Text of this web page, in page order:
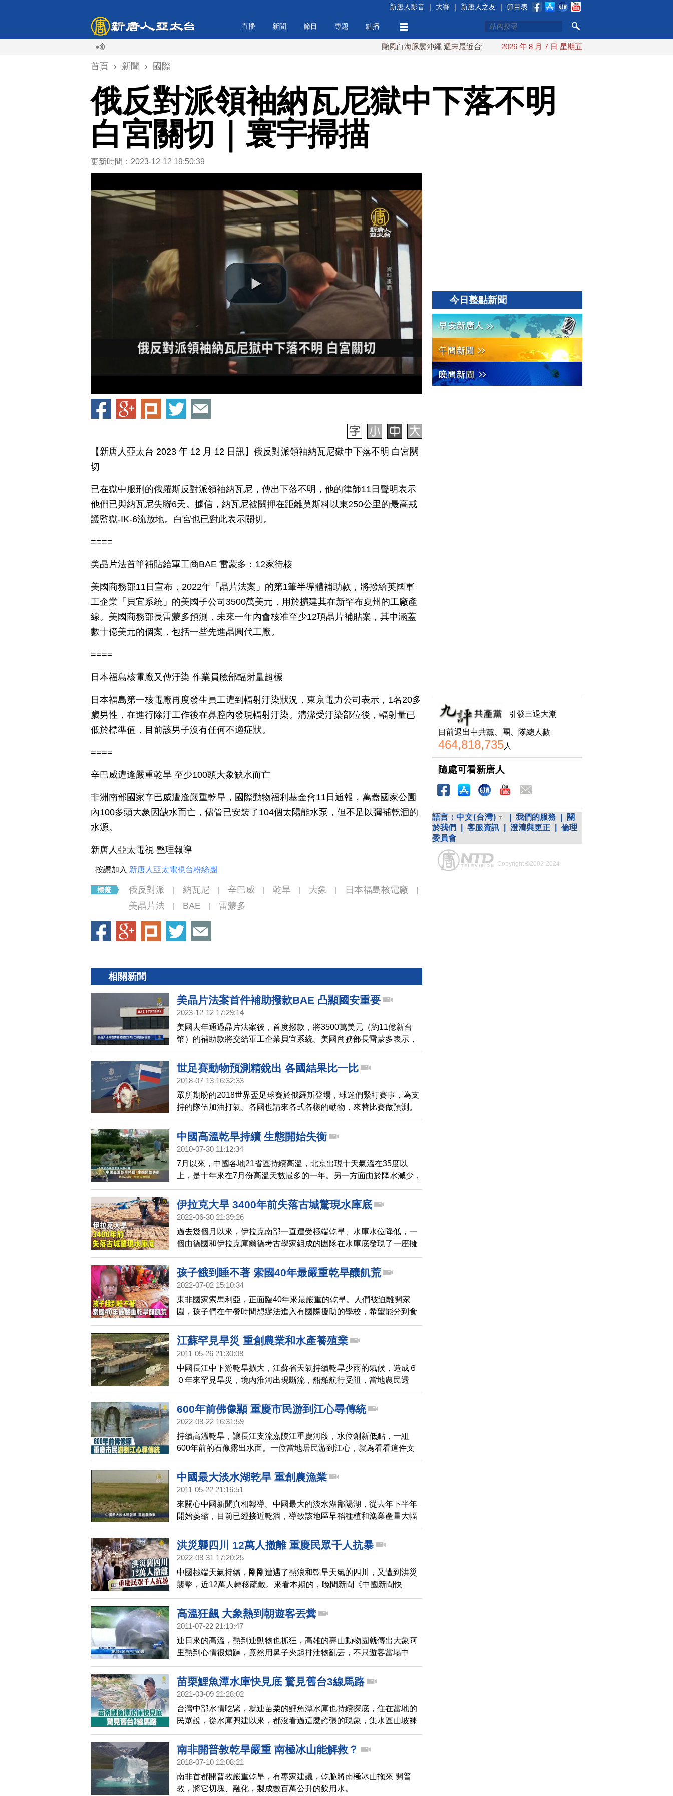
新唐人影音 | 大賽 | 新唐人之友 | 節目表
直播 新聞 節目 專題 點播
颱風白海豚襲沖繩 週末最近台灣 10日登陸浙江 川普預透露美伊談判進展 美彈藥充足再擴
2026 年 8 月 7 日 星期五
首頁 › 新聞 › 國際
俄反對派領袖納瓦尼獄中下落不明
白宮關切｜寰宇掃描
更新時間：2023-12-12 19:50:39
【新唐人亞太台 2023 年 12 月 12 日訊】俄反對派領袖納瓦尼獄中下落不明 白宮關
切
已在獄中服刑的俄羅斯反對派領袖納瓦尼，傳出下落不明，他的律師11日聲明表示
他們已與納瓦尼失聯6天。據信，納瓦尼被關押在距離莫斯科以東250公里的最高戒
護監獄-IK-6流放地。白宮也已對此表示關切。
====
美晶片法首筆補貼給軍工商BAE 雷蒙多：12家待核
美國商務部11日宣布，2022年「晶片法案」的第1筆半導體補助款，將撥給英國軍
工企業「貝宜系統」的美國子公司3500萬美元，用於擴建其在新罕布夏州的工廠產
線。美國商務部長雷蒙多預測，未來一年內會核准至少12項晶片補貼案，其中涵蓋
數十億美元的個案，包括一些先進晶圓代工廠。
====
日本福島核電廠又傳汙染 作業員臉部輻射量超標
日本福島第一核電廠再度發生員工遭到輻射汙染狀況，東京電力公司表示，1名20多
歲男性，在進行除汙工作後在鼻腔內發現輻射汙染。清潔受汙染部位後，輻射量已
低於標準值，目前該男子沒有任何不適症狀。
====
辛巴威遭逢嚴重乾旱 至少100頭大象缺水而亡
非洲南部國家辛巴威遭逢嚴重乾旱，國際動物福利基金會11日通報，萬蓋國家公園
內100多頭大象因缺水而亡，儘管已安裝了104個太陽能水泵，但不足以彌補乾涸的
水源。
新唐人亞太電視 整理報導
按讚加入 新唐人亞太電視台粉絲團
俄反對派 納瓦尼 辛巴威 乾旱 大象 日本福島核電廠
美晶片法 BAE 雷蒙多
相關新聞
美晶片法案首件補助撥款BAE 凸顯國安重要
2023-12-12 17:29:14
美國去年通過晶片法案後，首度撥款，將3500萬美元（約11億新台
幣）的補助款將交給軍工企業貝宜系統。美國商務部長雷蒙多表示，
將第1筆補助款交付給軍工承包商，生產國防所需的晶片，凸顯這項法
案的首要目標是「國家安全」。未來幾個月內，美國政府預計將宣布
對英特爾、台積電、三星等公司營運的大型半導體製造設施，提供更
世足賽動物預測精銳出 各國結果比一比
2018-07-13 16:32:33
眾所期盼的2018世界盃足球賽於俄羅斯登場，球迷們緊盯賽事，為支
持的隊伍加油打氣。各國也請來各式各樣的動物，來替比賽做預測。
包括英國的狐獴、德國動物園的大象、還有俄羅斯白貓阿基里斯、狐
猴等等，預言到底準不準，我們一起來看看。
中國高溫乾旱持續 生態開始失衡
2010-07-30 11:12:34
7月以來，中國各地21省區持續高溫，北京出現十天氣溫在35度以
上，是十年來在7月份高溫天數最多的一年。另一方面由於降水減少，
各地乾旱持續，導致生態開始失衡。
伊拉克大旱 3400年前失落古城驚現水庫底
2022-06-30 21:39:26
過去幾個月以來，伊拉克南部一直遭受極端乾旱、水庫水位降低，一
個由德國和伊拉克庫爾德考古學家組成的團隊在水庫底發現了一座擁
有3400年歷史的古城遺址。
孩子餓到睡不著 索國40年最嚴重乾旱釀飢荒
2022-07-02 15:10:34
東非國家索馬利亞，正面臨40年來最嚴重的乾旱。人們被迫離開家
園，孩子們在午餐時間想辦法進入有國際援助的學校，希望能分到食
物。饑荒危機迫在眉睫。
江蘇罕見旱災 重創農業和水產養殖業
2011-05-26 21:30:08
中國長江中下游乾旱擴大，江蘇省天氣持續乾旱少雨的氣候，造成６
０年來罕見旱災，境內淮河出現斷流，船舶航行受阻，當地農民透
露，旱災重創當地農業和水產養殖業，造成菜價和糧價上漲。
600年前佛像顯 重慶市民游到江心尋傳統
2022-08-22 16:31:59
持續高溫乾旱，讓長江支流嘉陵江重慶河段，水位創新低點，一組
600年前的石像露出水面。一位當地居民游到江心，就為看看這件文
物。
中國最大淡水湖乾旱 重創農漁業
2011-05-22 21:16:51
來關心中國新聞真相報導。中國最大的淡水湖鄱陽湖，從去年下半年
開始萎縮，目前已經接近乾涸，導致該地區早稻種植和漁業產量大幅
減少。專家表示，除了天候因素，長江三峽大壩的截流、濫採河床砂
石也是主因。
洪災襲四川 12萬人撤離 重慶民眾千人抗暴
2022-08-31 17:20:25
中國極端天氣持續，剛剛遭遇了熱浪和乾旱天氣的四川，又遭到洪災
襲擊，近12萬人轉移疏散。來看本期的，晚間新聞《中國新聞快
報》。
高溫狂飆 大象熱到朝遊客丟糞
2011-07-22 21:13:47
連日來的高溫，熱到連動物也抓狂，高雄的壽山動物園就傳出大象阿
里熱到心情很煩躁，竟然用鼻子夾起排泄物亂丟，不只遊客當場中
鏢，大象自己也沾滿身，園方表示會為園內的動物灑水降溫，或是製
作水果冰，讓動物們降降火氣。
苗栗鯉魚潭水庫快見底 驚見舊台3線馬路
2021-03-09 21:28:02
台灣中部水情吃緊，就連苗栗的鯉魚潭水庫也持續探底，住在當地的
民眾說，從水庫興建以來，都沒看過這麼誇張的現象，集水區山坡裸
露，庫底變成整片草原，就連消失許久的舊台3線路面，也都重見天
日。
南非開普敦乾旱嚴重 南極冰山能解救？
2018-07-10 12:08:21
南非首都開普敦嚴重乾旱，有專家建議，乾脆將南極冰山拖來 開普
敦，將它切塊、融化，製成數百萬公升的飲用水。
今日整點新聞
引發三退大潮
目前退出中共黨、團、隊總人數
464,818,735人
隨處可看新唐人
語言： 中文(台灣) 我們的服務
關
於我們
客服資訊 澄清與更正
倫理
委員會
Copyright ©2002-2024